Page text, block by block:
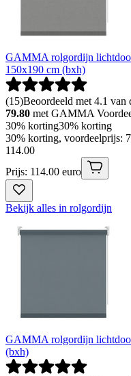
GAMMA rolgordijn
150x190 cm (bxh)
(15)Beoordeeld met 4.1 van
79.80 met GAMMA
30% korting30% korting
30% korting, voordeelprijs:
114.00
Prijs: 114.00 euro
Bekijk alles in rolgordijn
GAMMA rolgordijn
(bxh)